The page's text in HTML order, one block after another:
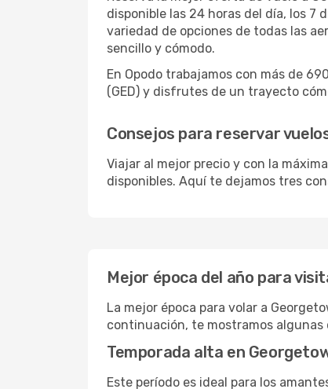
disponible las 24 horas del día, los 7
variedad de opciones de todas las
sencillo y cómodo.
En Opodo trabajamos con más de
(GED) y disfrutes de un trayecto
Consejos para reservar
Viajar al mejor precio y con la
disponibles. Aquí te dejamos tres
Mejor época del año para
La mejor época para volar a
continuación, te mostramos
Temporada alta en
Este período es ideal para los